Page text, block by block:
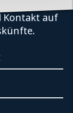
Kontakt auf